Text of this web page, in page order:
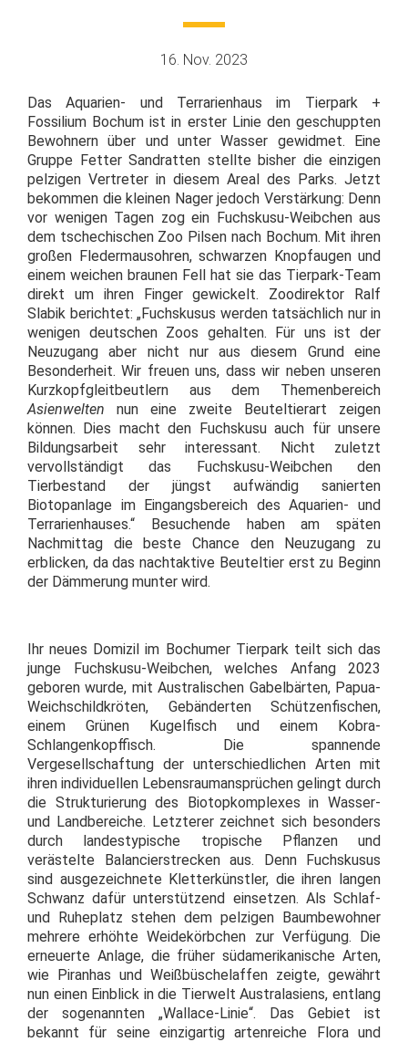
16. Nov. 2023
Das Aquarien- und Terrarienhaus im Tierpark +
Fossilium Bochum ist in erster Linie den geschuppten
Bewohnern über und unter Wasser gewidmet. Eine
Gruppe Fetter Sandratten stellte bisher die einzigen
pelzigen Vertreter in diesem Areal des Parks. Jetzt
bekommen die kleinen Nager jedoch Verstärkung: Denn
vor wenigen Tagen zog ein Fuchskusu-Weibchen aus
dem tschechischen Zoo Pilsen nach Bochum. Mit ihren
großen Fledermausohren, schwarzen Knopfaugen und
einem weichen braunen Fell hat sie das Tierpark-Team
direkt um ihren Finger gewickelt. Zoodirektor Ralf
Slabik berichtet: „Fuchskusus werden tatsächlich nur in
wenigen deutschen Zoos gehalten. Für uns ist der
Neuzugang aber nicht nur aus diesem Grund eine
Besonderheit. Wir freuen uns, dass wir neben unseren
Kurzkopfgleitbeutlern aus dem Themenbereich
Asienwelten nun eine zweite Beuteltierart zeigen
können. Dies macht den Fuchskusu auch für unsere
Bildungsarbeit sehr interessant. Nicht zuletzt
vervollständigt das Fuchskusu-Weibchen den
Tierbestand der jüngst aufwändig sanierten
Biotopanlage im Eingangsbereich des Aquarien- und
Terrarienhauses.“ Besuchende haben am späten
Nachmittag die beste Chance den Neuzugang zu
erblicken, da das nachtaktive Beuteltier erst zu Beginn
der Dämmerung munter wird.
Ihr neues Domizil im Bochumer Tierpark teilt sich das
junge Fuchskusu-Weibchen, welches Anfang 2023
geboren wurde, mit Australischen Gabelbärten, Papua-
Weichschildkröten, Gebänderten Schützenfischen,
einem Grünen Kugelfisch und einem Kobra-
Schlangenkopffisch. Die spannende
Vergesellschaftung der unterschiedlichen Arten mit
ihren individuellen Lebensraumansprüchen gelingt durch
die Strukturierung des Biotopkomplexes in Wasser-
und Landbereiche. Letzterer zeichnet sich besonders
durch landestypische tropische Pflanzen und
verästelte Balancierstrecken aus. Denn Fuchskusus
sind ausgezeichnete Kletterkünstler, die ihren langen
Schwanz dafür unterstützend einsetzen. Als Schlaf-
und Ruheplatz stehen dem pelzigen Baumbewohner
mehrere erhöhte Weidekörbchen zur Verfügung. Die
erneuerte Anlage, die früher südamerikanische Arten,
wie Piranhas und Weißbüschelaffen zeigte, gewährt
nun einen Einblick in die Tierwelt Australasiens, entlang
der sogenannten „Wallace-Linie“. Das Gebiet ist
bekannt für seine einzigartig artenreiche Flora und